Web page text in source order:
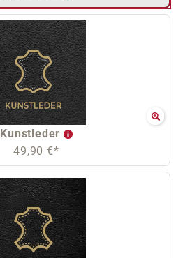
Kunstleder
49,90 €*